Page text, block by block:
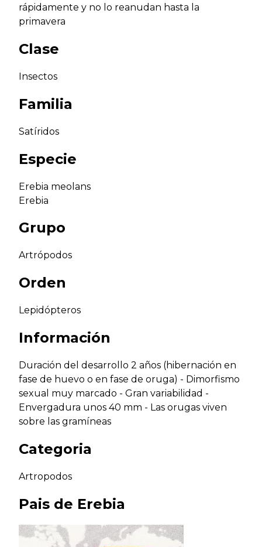
rápidamente y no lo reanudan hasta la
primavera
Clase
Insectos
Familia
Satíridos
Especie
Erebia meolans
Erebia
Grupo
Artrópodos
Orden
Lepidópteros
Información
Duración del desarrollo 2 años (hibernación en
fase de huevo o en fase de oruga) - Dimorfismo
sexual muy marcado - Gran variabilidad -
Envergadura unos 40 mm - Las orugas viven
sobre las gramíneas
Categoria
Artropodos
Pais de Erebia